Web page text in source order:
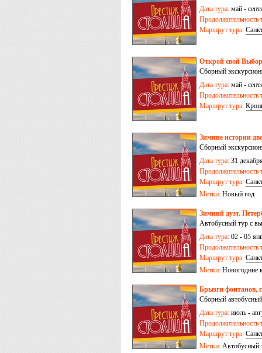
Дата тура: май -
Продолжительность
Маршрут тура:
Открой свой
Сборный
Дата тура: май -
Продолжительность
Маршрут тура:
Зимние истории
Сборный
Дата тура: 31
Продолжительность
Маршрут тура:
Метки: Новый год
Зимний дуэт.
Автобусный тур с
Дата тура: 02 - 05
Продолжительность
Маршрут тура:
Метки: Новогодние
Брызги фонтанов,
Сборный
Дата тура: июль -
Продолжительность
Маршрут тура:
Метки: Автобусный